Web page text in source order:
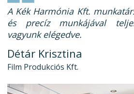
A Kék Harmónia Kft.
és precíz munkájával
vagyunk elégedve.
Détár Krisztina
Film Produkciós Kft.